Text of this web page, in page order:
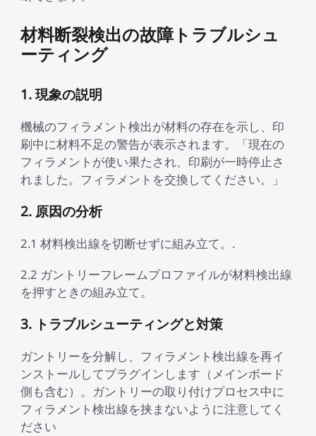
材料断裂検出の故障トラブルシュ
ーティング
1. 現象の説明
機械のフィラメント検出が材料の存在を示し、印
刷中に材料不足の警告が表示されます。「現在の
フィラメントが使い果たされ、印刷が一時停止さ
れました。フィラメントを交換してください。」
2. 原因の分析
2.1 材料検出線を切断せずに組み立て。.
2.2 ガントリーフレームプロファイルが材料検出線
を押すときの組み立て。
3. トラブルシューティングと対策
ガントリーを分解し、フィラメント検出線を再イ
ンストールしてプラグインします（メインボード
側も含む）。ガントリーの取り付けプロセス中に
フィラメント検出線を挟まないように注意してく
ださい